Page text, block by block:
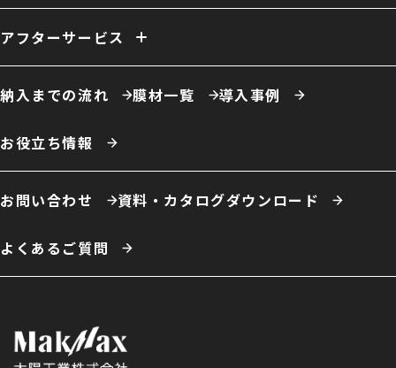
ーソリューション例
農業用倉庫
車庫・格納庫
保温・保冷対応倉庫
仮置場 室内テント
事務所・オフィス
スポーツ施設・室内運動場
室内遊戯場 展示場
エコロジー施設
テント倉庫
ハイブリッド倉庫
アフターサービス
膜材張り替え・建て替え 膜材劣化診断サービス 屋根改修
納入までの流れ 膜材一覧 導入事例
お役立ち情報
お問い合わせ 資料・カタログダウンロード
よくあるご質問